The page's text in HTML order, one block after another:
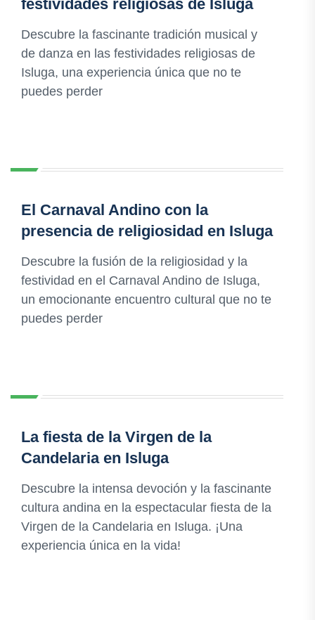
festividades religiosas de Isluga
Descubre la fascinante tradición musical y
de danza en las festividades religiosas de
Isluga, una experiencia única que no te
puedes perder
El Carnaval Andino con la
presencia de religiosidad en Isluga
Descubre la fusión de la religiosidad y la
festividad en el Carnaval Andino de Isluga,
un emocionante encuentro cultural que no te
puedes perder
La fiesta de la Virgen de la
Candelaria en Isluga
Descubre la intensa devoción y la fascinante
cultura andina en la espectacular fiesta de la
Virgen de la Candelaria en Isluga. ¡Una
experiencia única en la vida!